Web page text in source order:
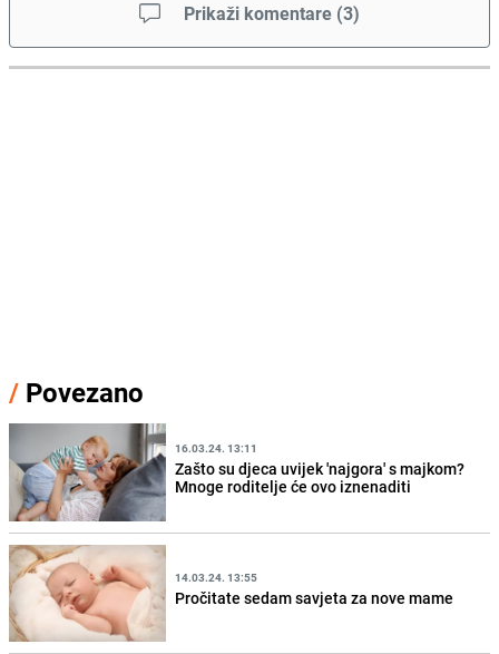
Prikaži komentare (3)
/ Povezano
16.03.24. 13:11
Zašto su djeca uvijek 'najgora' s majkom?
Mnoge roditelje će ovo iznenaditi
14.03.24. 13:55
Pročitate sedam savjeta za nove mame